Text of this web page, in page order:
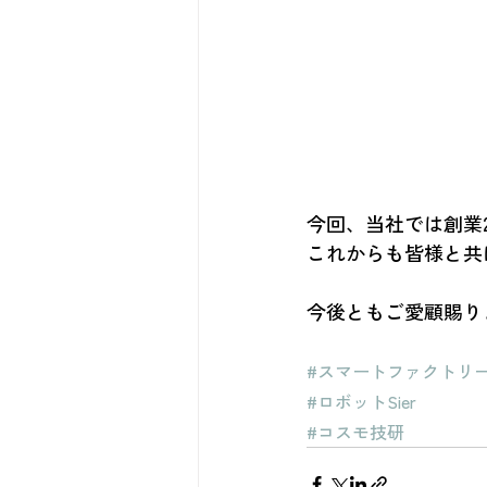
今回、当社では創
これからも皆様と
今後ともご愛顧賜
#スマートファクトリ
#ロボットSier
#コスモ技研